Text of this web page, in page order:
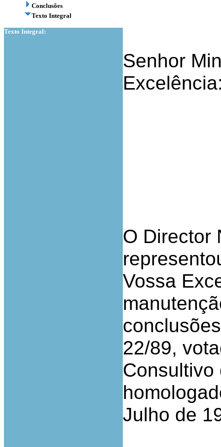
Conclusões
Texto Integral
Texto Integral:
Senhor
O Director
Vossa
22/89,
Consultivo
Julho de